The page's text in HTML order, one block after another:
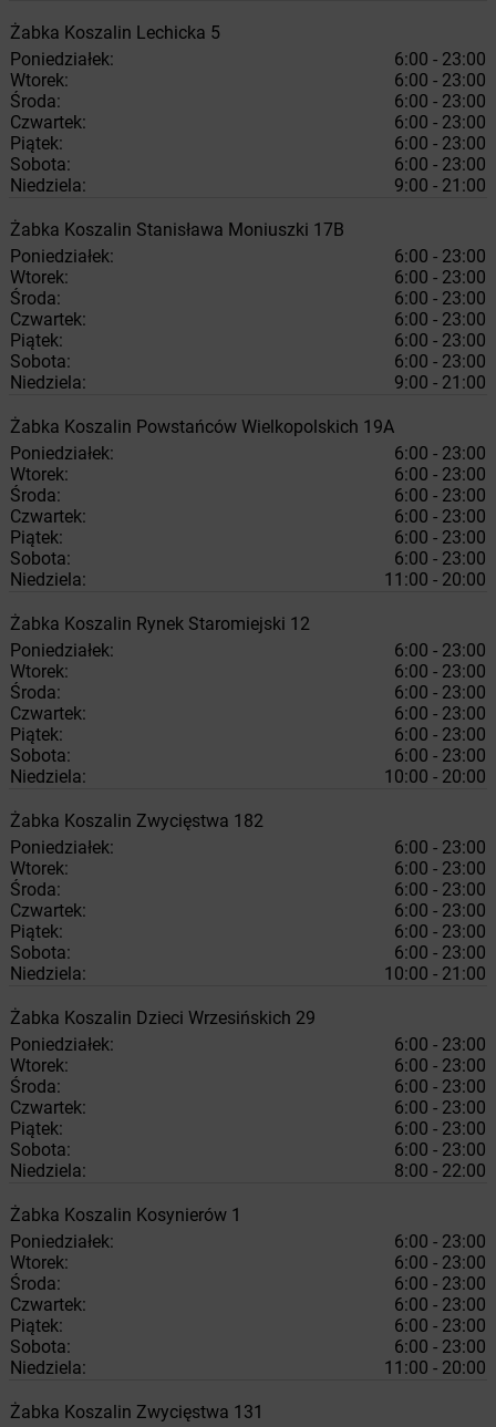
Żabka Koszalin Lechicka 5
Poniedziałek:
6:00 - 23:00
Wtorek:
6:00 - 23:00
Środa:
6:00 - 23:00
Czwartek:
6:00 - 23:00
Piątek:
6:00 - 23:00
Sobota:
6:00 - 23:00
Niedziela:
9:00 - 21:00
Żabka Koszalin Stanisława Moniuszki 17B
Poniedziałek:
6:00 - 23:00
Wtorek:
6:00 - 23:00
Środa:
6:00 - 23:00
Czwartek:
6:00 - 23:00
Piątek:
6:00 - 23:00
Sobota:
6:00 - 23:00
Niedziela:
9:00 - 21:00
Żabka Koszalin Powstańców Wielkopolskich 19A
Poniedziałek:
6:00 - 23:00
Wtorek:
6:00 - 23:00
Środa:
6:00 - 23:00
Czwartek:
6:00 - 23:00
Piątek:
6:00 - 23:00
Sobota:
6:00 - 23:00
Niedziela:
11:00 - 20:00
Żabka Koszalin Rynek Staromiejski 12
Poniedziałek:
6:00 - 23:00
Wtorek:
6:00 - 23:00
Środa:
6:00 - 23:00
Czwartek:
6:00 - 23:00
Piątek:
6:00 - 23:00
Sobota:
6:00 - 23:00
Niedziela:
10:00 - 20:00
Żabka Koszalin Zwycięstwa 182
Poniedziałek:
6:00 - 23:00
Wtorek:
6:00 - 23:00
Środa:
6:00 - 23:00
Czwartek:
6:00 - 23:00
Piątek:
6:00 - 23:00
Sobota:
6:00 - 23:00
Niedziela:
10:00 - 21:00
Żabka Koszalin Dzieci Wrzesińskich 29
Poniedziałek:
6:00 - 23:00
Wtorek:
6:00 - 23:00
Środa:
6:00 - 23:00
Czwartek:
6:00 - 23:00
Piątek:
6:00 - 23:00
Sobota:
6:00 - 23:00
Niedziela:
8:00 - 22:00
Żabka Koszalin Kosynierów 1
Poniedziałek:
6:00 - 23:00
Wtorek:
6:00 - 23:00
Środa:
6:00 - 23:00
Czwartek:
6:00 - 23:00
Piątek:
6:00 - 23:00
Sobota:
6:00 - 23:00
Niedziela:
11:00 - 20:00
Żabka Koszalin Zwycięstwa 131